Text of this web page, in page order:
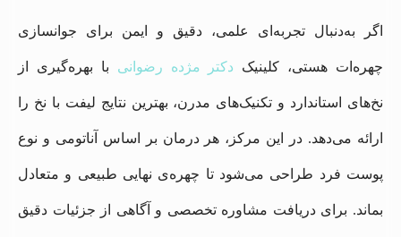
اگر به‌دنبال تجربه‌ای علمی، دقیق و ایمن برای جوانسازی
چهره‌ات هستی، کلینیک دکتر مژده رضوانی با بهره‌گیری از
نخ‌های استاندارد و تکنیک‌های مدرن، بهترین نتایج لیفت با نخ را
ارائه می‌دهد. در این مرکز، هر درمان بر اساس آناتومی و نوع
پوست فرد طراحی می‌شود تا چهره‌ی نهایی طبیعی و متعادل
بماند. برای دریافت مشاوره تخصصی و آگاهی از جزئیات دقیق